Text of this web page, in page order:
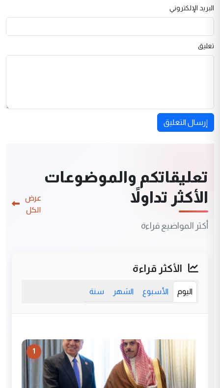
البريد الإلكتروني
تعليق
إرسال التعليق
تعليقاتكم والموضوعات
الأكثر تداولاً
أكثر المواضيع قراءة
عرض
الكل
الأكثر قراءة
اليوم الأسبوع الشهر سنة
1